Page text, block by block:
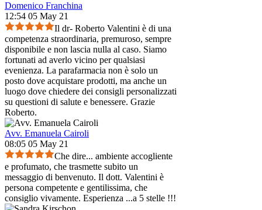
Domenico Franchina
12:54 05 May 21
Il dr- Roberto Valentini è di una
competenza straordinaria, premuroso, sempre
disponibile e non lascia nulla al caso. Siamo
fortunati ad averlo vicino per qualsiasi
evenienza. La parafarmacia non è solo un
posto dove acquistare prodotti, ma anche un
luogo dove chiedere dei consigli personalizzati
su questioni di salute e benessere. Grazie
Roberto.
Avv. Emanuela Cairoli
08:05 05 May 21
Che dire... ambiente accogliente
e profumato, che trasmette subito un
messaggio di benvenuto. Il dott. Valentini è
persona competente e gentilissima, che
consiglio vivamente. Esperienza ...a 5 stelle !!!